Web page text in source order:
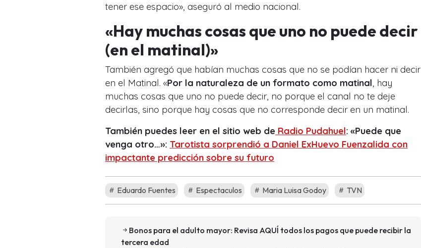
tener ese espacio», aseguró al medio nacional.
«Hay muchas cosas que uno no puede decir
(en el matinal)»
También agregó que habían muchas cosas que no se podían hacer ni decir
en el Matinal. «Por la naturaleza de un formato como matinal , hay
muchas cosas que uno no puede decir, no porque el canal no te deje
decirlas, sino porque hay cosas que no corresponde decir en un matinal.
También puedes leer en el sitio web de Radio Pudahuel: «Puede que
venga otro…»: Tarotista sorprendió a Daniel ExHuevo Fuenzalida con
impactante predicción sobre su futuro
Eduardo Fuentes Espectaculos Maria Luisa Godoy TVN
Bonos para el adulto mayor: Revisa AQUÍ todos los pagos que puede recibir la
tercera edad